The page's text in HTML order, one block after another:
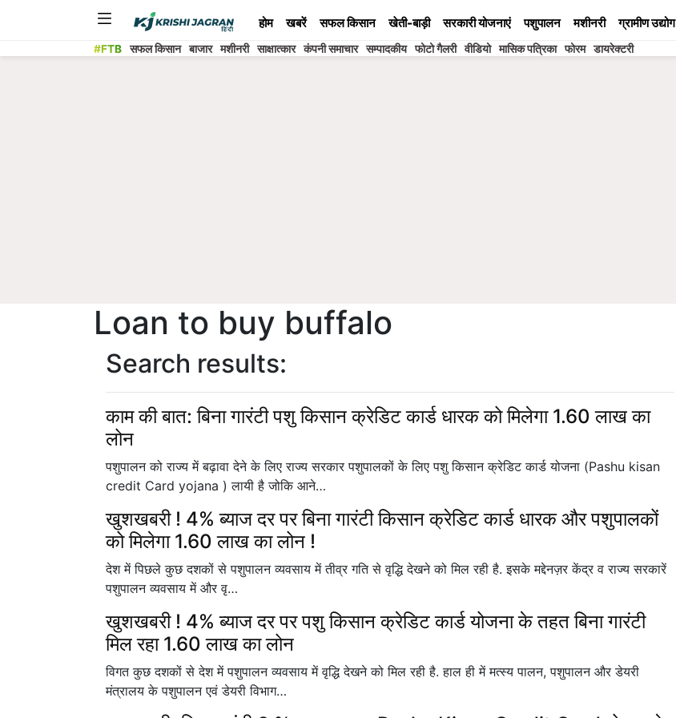
होम खबरें सफल किसान खेती-बाड़ी सरकारी योजनाएं पशुपालन मशीनरी ग्रामीण उद्योग
#FTB सफल किसान बाजार मशीनरी साक्षात्कार कंपनी समाचार सम्पादकीय फोटो गैलरी वीडियो मासिक पत्रिका फोरम डायरेक्टरी
Loan to buy buffalo
Search results:
काम की बात: बिना गारंटी पशु किसान क्रेडिट कार्ड धारक को मिलेगा 1.60 लाख का
लोन
पशुपालन को राज्य में बढ़ावा देने के लिए राज्य सरकार पशुपालकों के लिए पशु किसान क्रेडिट कार्ड योजना (Pashu kisan
credit Card yojana ) लायी है जोकि आने…
खुशखबरी ! 4% ब्याज दर पर बिना गारंटी किसान क्रेडिट कार्ड धारक और पशुपालकों
को मिलेगा 1.60 लाख का लोन !
देश में पिछले कुछ दशकों से पशुपालन व्यवसाय में तीव्र गति से वृद्धि देखने को मिल रही है. इसके मद्देनज़र केंद्र व राज्य सरकारें
पशुपालन व्यवसाय में और वृ…
खुशखबरी ! 4% ब्याज दर पर पशु किसान क्रेडिट कार्ड योजना के तहत बिना गारंटी
मिल रहा 1.60 लाख का लोन
विगत कुछ दशकों से देश में पशुपालन व्यवसाय में वृद्धि देखने को मिल रही है. हाल ही में मत्स्य पालन, पशुपालन और डेयरी
मंत्रालय के पशुपालन एवं डेयरी विभाग…